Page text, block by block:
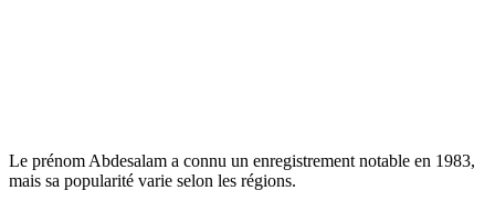
Le prénom Abdesalam a connu un enregistrement notable en 1983,
mais sa popularité varie selon les régions.